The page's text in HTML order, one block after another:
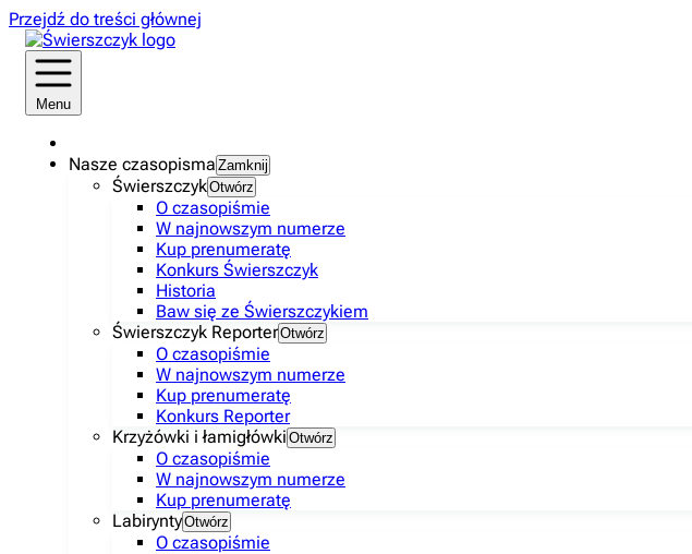
Przejdź do treści głównej
Menu
Nasze czasopisma Zamknij
ŚwierszczykOtwórz
O czasopiśmie
W najnowszym numerze
Kup prenumeratę
Konkurs Świerszczyk
Historia
Baw się ze Świerszczykiem
Świerszczyk ReporterOtwórz
O czasopiśmie
W najnowszym numerze
Kup prenumeratę
Konkurs Reporter
Krzyżówki i łamigłówki Otwórz
O czasopiśmie
W najnowszym numerze
Kup prenumeratę
LabiryntyOtwórz
O czasopiśmie